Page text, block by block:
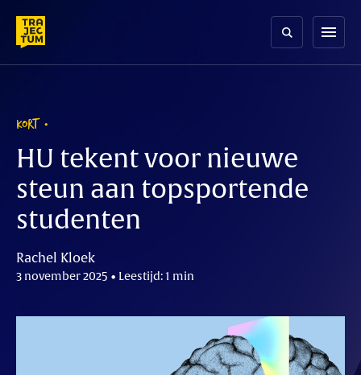
content
menu
KORT
HU tekent voor nieuwe
steun aan topsportende
studenten
Rachel Kloek
3 november 2025 • Leestijd: 1 min